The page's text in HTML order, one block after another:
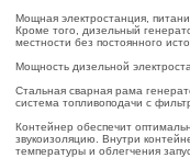
Мощная электростанция,
Кроме того, дизельный
местности без постоянного
Мощность дизельной
Стальная сварная рама
система топливоподачи с
Контейнер обеспечит
звукоизоляцию. Внутри
температуры и облегчения